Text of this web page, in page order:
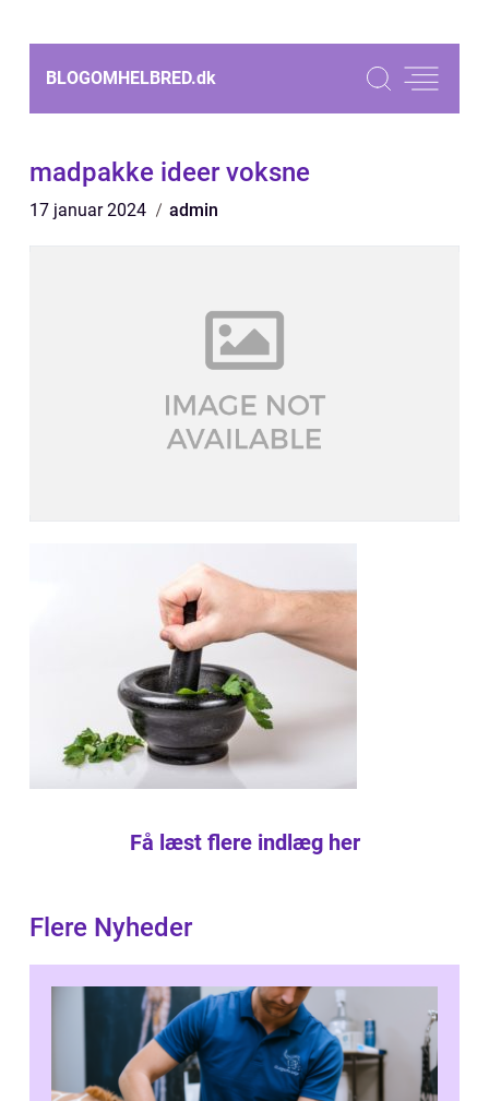
BLOGOMHELBRED.dk
madpakke ideer voksne
17 januar 2024 admin
Få læst flere indlæg her
Flere Nyheder